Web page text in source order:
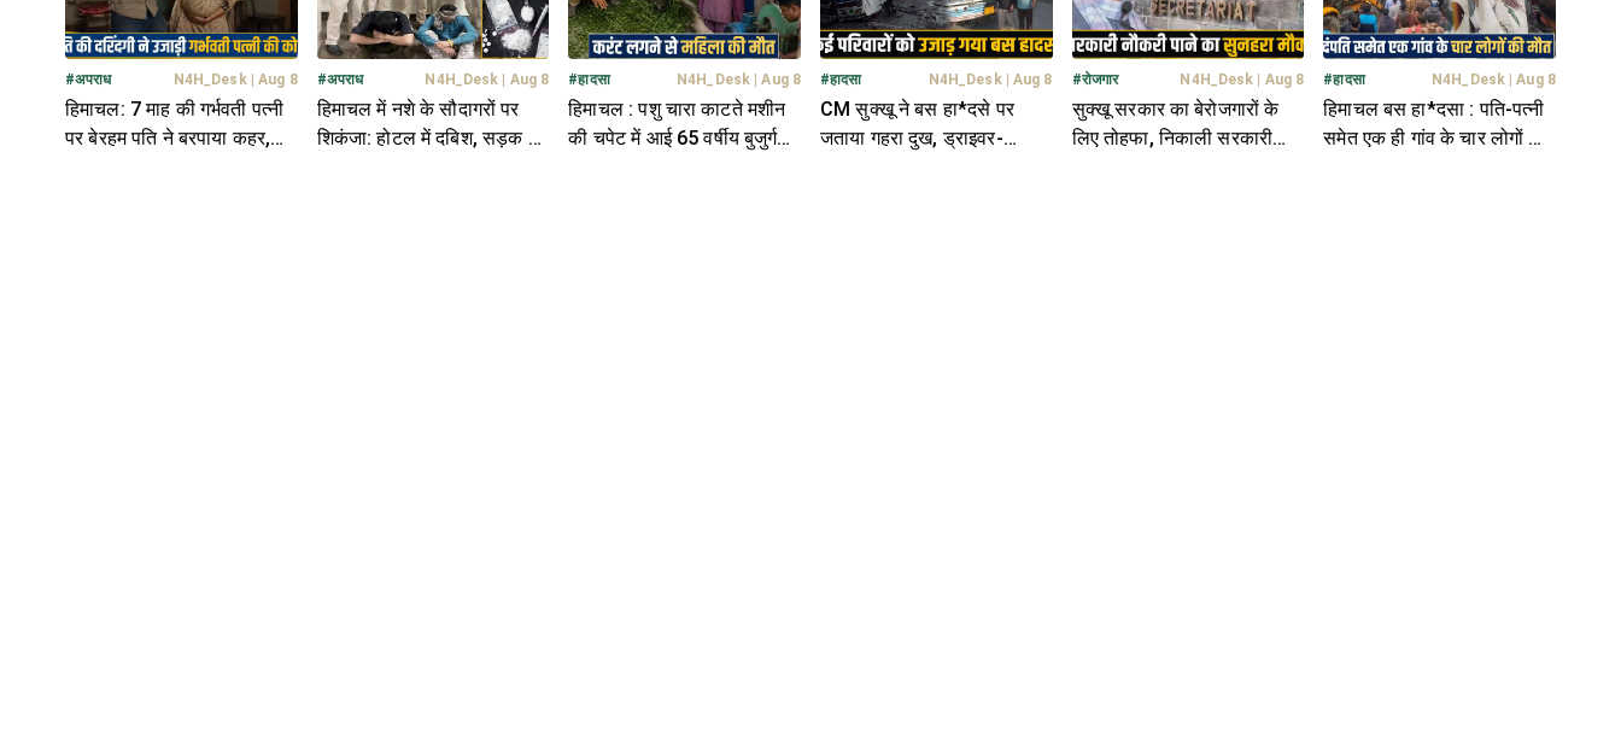
#अपराध N4H_Desk| Aug 8
हिमाचल: 7 माह की गर्भवती पत्नी
पर बेरहम पति ने बरपाया कहर,
#अपराध N4H_Desk Aug 8
हिमाचल में नशे के सौदागरों पर
शिकंजा: होटल में दबिश, सड़क पर
#हादसा N4H_Desk Aug 8
हिमाचल : पशु चारा काटते मशीन
की चपेट में आई 65 वर्षीय बुजुर्ग
#हादसा N4H_Desk| Aug 8
CM सुक्खू ने बस हा*दसे पर
जताया गहरा दुख, ड्राइवर-
#रोजगार N4H_Desk Aug 8
सुक्खू सरकार का बेरोजगारों के
लिए तोहफा, निकाली सरकारी
#हादसा N4H_Desk Aug 8
हिमाचल बस हा*दसा : पति-पत्नी
समेत एक ही गांव के चार लोगों की